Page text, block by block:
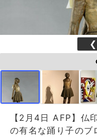
❮
【2月4日 AFP】仏
の有名な踊り子のブ